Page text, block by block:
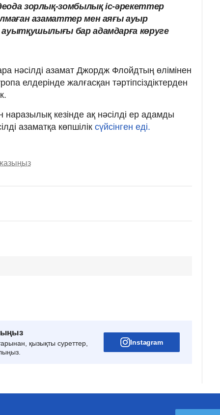
зорлық-зомбылық іс-әрекеттер
азаматтер мен аяғы ауыр
ауытқушылығы бар адамдарға көруге
нәсілді азамат Джордж Флойдтың өлімінен
елдерінде жалғасқан тәртіпсіздіктерден
кезінде ақ нәсілді ер адамды
азаматқа көпшілік сүйсінген еді.
жазыңыз
қызықты суреттер,
Instagram